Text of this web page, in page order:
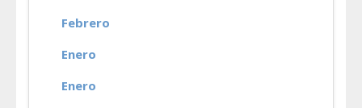
Febrero
Enero
Enero